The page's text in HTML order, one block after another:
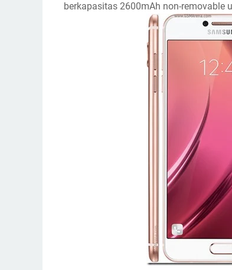
berkapasitas 2600mAh non-removable